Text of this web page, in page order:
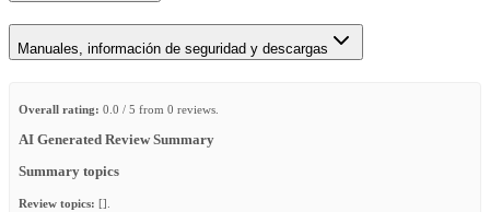
Manuales, información de seguridad y descargas
Overall rating: 0.0 / 5 from 0 reviews.
AI Generated Review Summary
Summary topics
Review topics: [].